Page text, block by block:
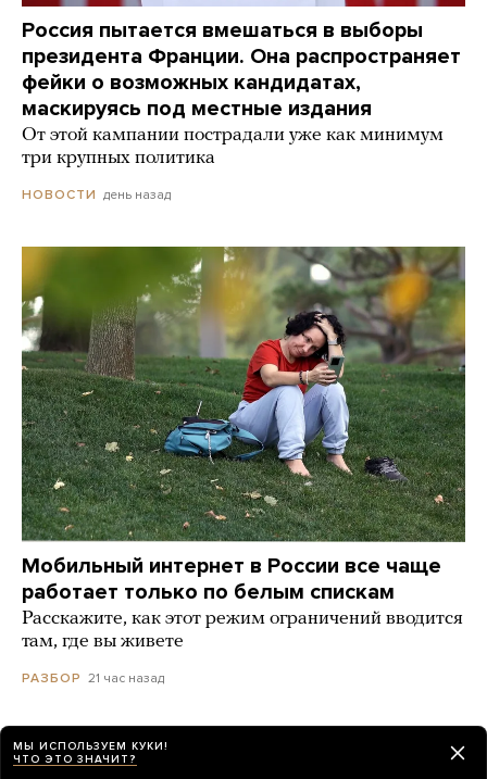
Россия пытается вмешаться в выборы
президента Франции. Она распространяет
фейки о возможных кандидатах,
маскируясь под местные издания
От этой кампании пострадали уже как минимум
три крупных политика
НОВОСТИ день назад
Мобильный интернет в России все чаще
работает только по белым спискам
Расскажите, как этот режим ограничений вводится
там, где вы живете
РАЗБОР 21 час назад
WP: Трамп потребовал у Хегсета объяснений
из-за нехватки боеприпасов
МЫ ИСПОЛЬЗУЕМ КУКИ!
ЧТО ЭТО ЗНАЧИТ?